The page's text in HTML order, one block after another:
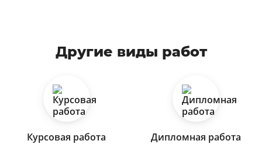
Другие виды работ
Курсовая работа Дипломная работа